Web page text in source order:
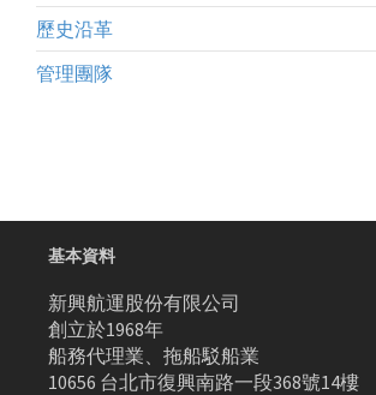
歷史沿革
管理團隊
基本資料
新興航運股份有限公司
創立於1968年
船務代理業、拖船駁船業
10656 台北市復興南路一段368號14樓